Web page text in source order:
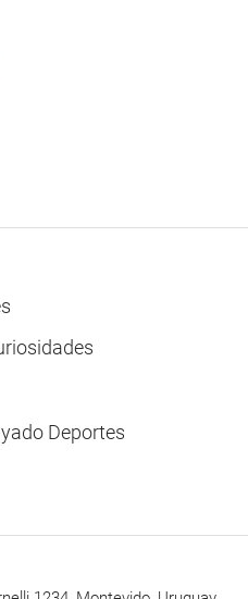
Deportes